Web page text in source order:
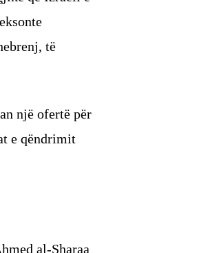
të
një ofertë për
e qëndrimit
al-Sharaa